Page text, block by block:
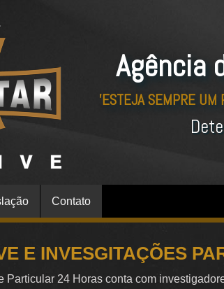
Agência
'ESTEJA SEMPRE UM
Contato
E INVESGITAÇÕES
Particular 24 Horas conta com